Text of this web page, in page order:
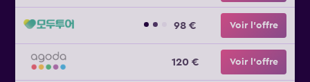
98 € Voir l’offre
120 € Voir l’offre